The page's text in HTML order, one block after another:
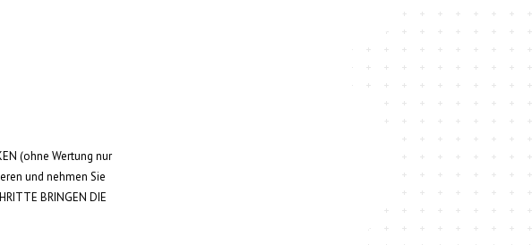
(ohne Wertung nur
und nehmen Sie
BRINGEN DIE